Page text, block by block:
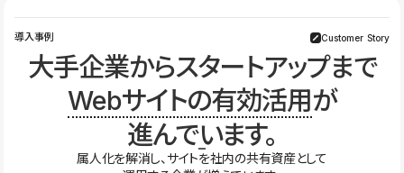
導入事例 Customer Story
大手企業からスタートアップまで
Webサイトの有効活用が
進んでいます。
属人化を解消し、サイトを社内の共有資産として